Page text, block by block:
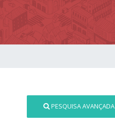
PESQUISA AVANÇADA